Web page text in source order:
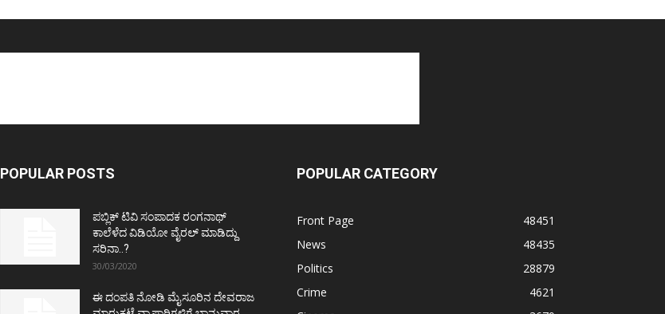
POPULAR POSTS
ಪಬ್ಲಿಕ್ ಟಿವಿ ಸಂಪಾದಕ ರಂಗನಾಥ್
ಕಾಲೆಳೆದ ವಿಡಿಯೋ ವೈರಲ್ ಮಾಡಿದ್ದು
ಸರಿನಾ..?
30/03/2020
ಈ ದಂಪತಿ ನೋಡಿ ಮೈಸೂರಿನ ದೇವರಾಜ
POPULAR CATEGORY
Front Page
48451
News
48435
Politics
28879
Crime
4621